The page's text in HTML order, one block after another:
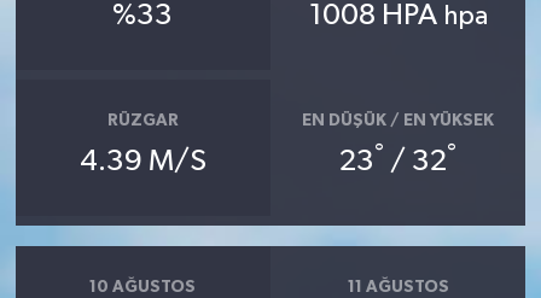
%33 1008 HPA hpa
RÜZGAR
4.39 M/S
EN DÜŞÜK / EN YÜKSEK
23° / 32°
10 AĞUSTOS 11 AĞUSTOS